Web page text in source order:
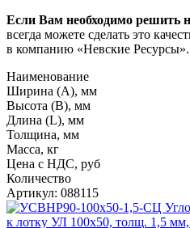
Если Вам необходимо решить
всегда можете сделать это
в компанию «Невские Ресурсы».
Наименование
Ширина (А), мм
Высота (В), мм
Длина (L), мм
Толщина, мм
Масса, кг
Цена с НДС, руб
Количество
Артикул: 088115